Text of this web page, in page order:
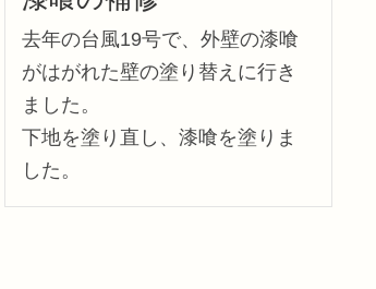
去年の台風19号で、外壁の漆喰
がはがれた壁の塗り替えに行き
ました。
下地を塗り直し、漆喰を塗りま
した。